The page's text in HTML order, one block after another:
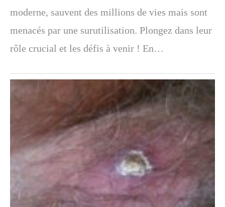
moderne, sauvent des millions de vies mais sont
menacés par une surutilisation. Plongez dans leur
rôle crucial et les défis à venir ! En…